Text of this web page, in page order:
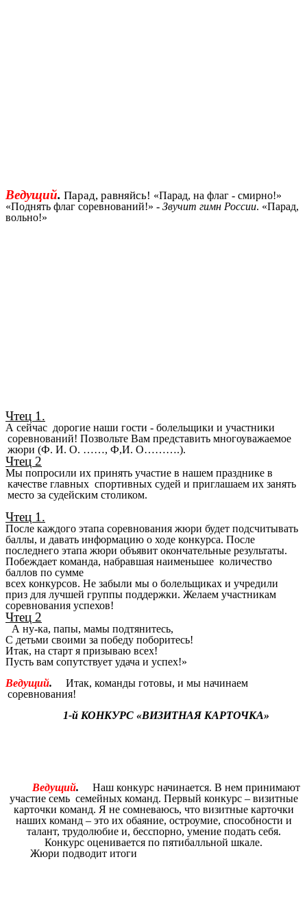
Ведущий. Парад, равняйсь! «Парад, на флаг - смирно!»
«Поднять флаг соревнований!» - Звучит гимн России. «Парад,
вольно!»
Чтец 1.
А сейчас дорогие наши гости - болельщики и участники
соревнований! Позвольте Вам представить многоуважаемое
жюри (Ф. И. О. ……, Ф,И. О……….).
Чтец 2
Мы попросили их принять участие в нашем празднике в
качестве главных спортивных судей и приглашаем их занять
место за судейским столиком.
Чтец 1.
После каждого этапа соревнования жюри будет подсчитывать
баллы, и давать информацию о ходе конкурса. После
последнего этапа жюри объявит окончательные результаты.
Побеждает команда, набравшая наименьшее количество
баллов по сумме
всех конкурсов. Не забыли мы о болельщиках и учредили
приз для лучшей группы поддержки. Желаем участникам
соревнования успехов!
Чтец 2
А ну-ка, папы, мамы подтянитесь,
С детьми своими за победу поборитесь!
Итак, на старт я призываю всех!
Пусть вам сопутствует удача и успех!»
Ведущий.
Итак, команды готовы, и мы начинаем
соревнования!
1-й КОНКУРС «ВИЗИТНАЯ КАРТОЧКА»
Ведущий.
Наш конкурс начинается. В нем принимают
участие семь семейных команд. Первый конкурс – визитные
карточки команд. Я не сомневаюсь, что визитные карточки
наших команд – это их обаяние, остроумие, способности и
талант, трудолюбие и, бесспорно, умение подать себя.
Конкурс оценивается по пятибалльной шкале.
Жюри подводит итоги